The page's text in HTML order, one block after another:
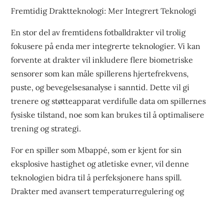
Fremtidig Draktteknologi: Mer Integrert Teknologi
En stor del av fremtidens fotballdrakter vil trolig
fokusere på enda mer integrerte teknologier. Vi kan
forvente at drakter vil inkludere flere biometriske
sensorer som kan måle spillerens hjertefrekvens,
puste, og bevegelsesanalyse i sanntid. Dette vil gi
trenere og støtteapparat verdifulle data om spillernes
fysiske tilstand, noe som kan brukes til å optimalisere
trening og strategi.
For en spiller som Mbappé, som er kjent for sin
eksplosive hastighet og atletiske evner, vil denne
teknologien bidra til å perfeksjonere hans spill.
Drakter med avansert temperaturregulering og